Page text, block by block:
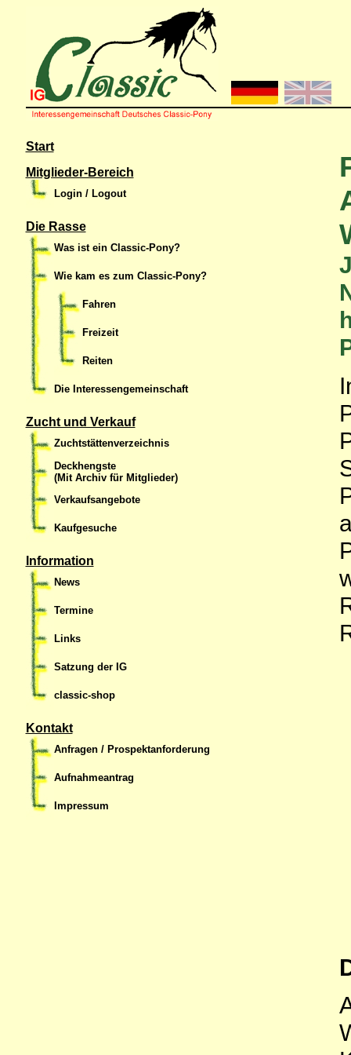
Start
Mitglieder-Bereich
Login / Logout
Die Rasse
Was ist ein Classic-Pony?
Wie kam es zum Classic-Pony?
Fahren
Freizeit
Reiten
Die Interessengemeinschaft
Zucht und Verkauf
Zuchtstättenverzeichnis
Deckhengste
(Mit Archiv für Mitglieder)
Verkaufsangebote
Kaufgesuche
Information
News
Termine
Links
Satzung der IG
classic-shop
Kontakt
Anfragen / Prospektanforderung
Aufnahmeantrag
Impressum